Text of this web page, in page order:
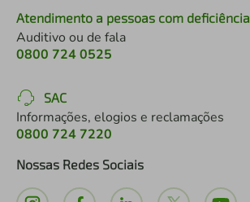
Atendimento a pessoas com deficiência
Auditivo ou de fala
0800 724 0525
SAC
Informações, elogios e reclamações
0800 724 7220
Nossas Redes Sociais